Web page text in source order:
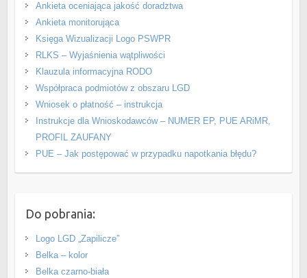
Ankieta oceniająca jakość doradztwa
Ankieta monitorująca
Księga Wizualizacji Logo PSWPR
RLKS – Wyjaśnienia wątpliwości
Klauzula informacyjna RODO
Współpraca podmiotów z obszaru LGD
Wniosek o płatność – instrukcja
Instrukcje dla Wnioskodawców – NUMER EP, PUE ARiMR,
PROFIL ZAUFANY
PUE – Jak postępować w przypadku napotkania błędu?
Do pobrania:
Logo LGD „Zapilicze”
Belka – kolor
Belka czarno-biała